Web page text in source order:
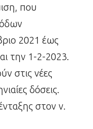
που
2021 έως
την 1-2-2023.
στις νέες
δόσεις.
στον ν.